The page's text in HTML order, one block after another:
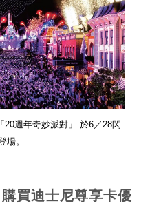
週年奇妙派對」 於6／28閃
場。
買迪士尼尊享卡優